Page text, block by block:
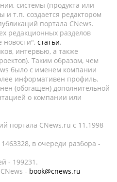
системы (продукта или
и т.п. создается редактором
портала CNews.
редакционных разделов
новости", статьи,
интервью, а также
Таким образом, чем
было с именем компании
информативен профиль.
(обогащен) дополнительной
о компании или
портала CNews.ru c 11.1998
в очереди разбора -
- 199231.
- book@cnews.ru